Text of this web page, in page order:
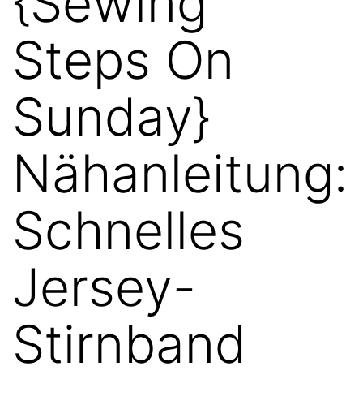
Steps On
Sunday}
Nähanleitung:
Schnelles
Jersey-
Stirnband